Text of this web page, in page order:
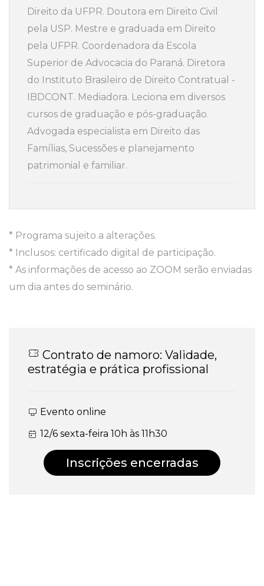
Direito da UFPR. Doutora em Direito Civil
pela USP. Mestre e graduada em Direito
pela UFPR. Coordenadora da Escola
Superior de Advocacia do Paraná. Diretora
do Instituto Brasileiro de Direito Contratual -
IBDCONT. Mediadora. Leciona em diversos
cursos de graduação e pós-graduação.
Advogada especialista em Direito das
Famílias, Sucessões e planejamento
patrimonial e familiar.
* Programa sujeito a alterações.
* Inclusos: certificado digital de participação.
* As informações de acesso ao ZOOM serão enviadas
um dia antes do seminário.
Contrato de namoro: Validade,
estratégia e prática profissional
Evento online
12/6 sexta-feira 10h às 11h30
Inscrições encerradas